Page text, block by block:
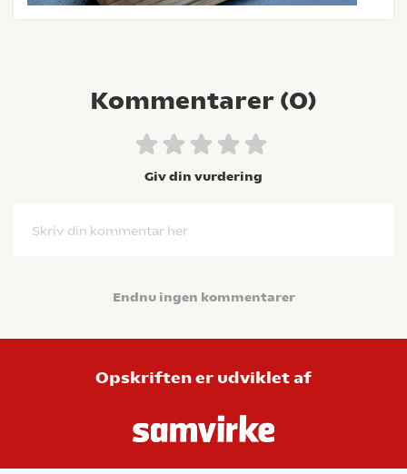
Kommentarer (0)
Giv din vurdering
Skriv din kommentar her
Endnu ingen kommentarer
Opskriften er udviklet af